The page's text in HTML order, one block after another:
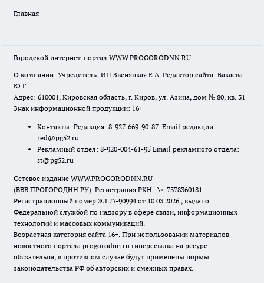
Главная
Городской интернет-портал WWW.PROGORODNN.RU
О компании: Учредитель: ИП Звеняцкая Е.А. Редактор сайта: Бакаева
Ю.Г.
Адрес: 610001, Кировская область, г. Киров, ул. Азина, дом № 80, кв. 31
Знак информационной продукции: 16+
Контакты: Редакция: 8-927-669-90-87 Email редакции:
red@pg52.ru
Рекламный отдел: 8-920-004-61-95 Email рекламного отдела:
st@pg52.ru
Сетевое издание WWW.PROGORODNN.RU
(ВВВ.ПРОГОРОДНН.РУ). Регистрация РКН: №: 7378360181.
Регистрационный номер ЭЛ 77-90994 от 10.03.2026., выдано
Федеральной службой по надзору в сфере связи, информационных
технологий и массовых коммуникаций.
Возрастная категория сайта 16+. При использовании материалов
новостного портала progorodnn.ru гиперссылка на ресурс
обязательна, в противном случае будут применены нормы
законодательства РФ об авторских и смежных правах.